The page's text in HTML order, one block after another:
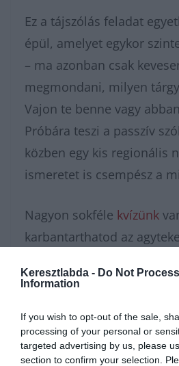
Keresztlabda - Do Not
Information
If you wish to opt-out of the sale,
processing of your personal or
targeted advertising by us, please
section to confirm your selection.
Ez a tájszólás feladat
épül, amelyet egykor
– ma azonban csak
megmondani, milyen
Vajon te benne vagy
Próbára teszi a passzív
közben egy kis regionális
ismeretet is csempész a
Nagyon sokféle kvízünk
karbantarthatod az
napi játékokat találhatsz.